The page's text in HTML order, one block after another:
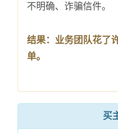
不明确、诈骗信件。
结果：业务团队花了
单。
买